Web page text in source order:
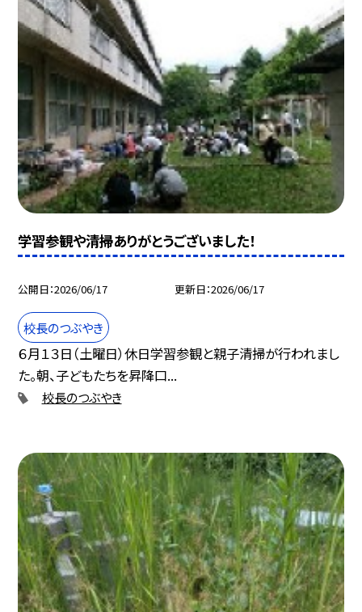
学習参観や清掃ありがとうございました！
公開日 2026/06/17 更新日 2026/06/17
校長のつぶやき
６月１３日（土曜日）休日学習参観と親子清掃が行われまし
た。朝、子どもたちを昇降口...
校長のつぶやき